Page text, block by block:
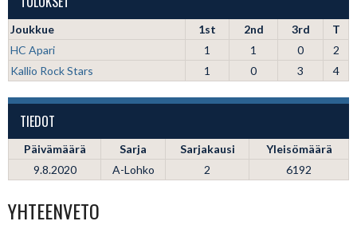
Joukkue 1st 2nd 3rd
T
HC Apari
1 1 0
2
Kallio Rock Stars
1 0 3 4
TIEDOT
Päivämäärä Sarja Sarjakausi
Yleisömäärä
9.8.2020
A-Lohko 2 6192
YHTEENVETO